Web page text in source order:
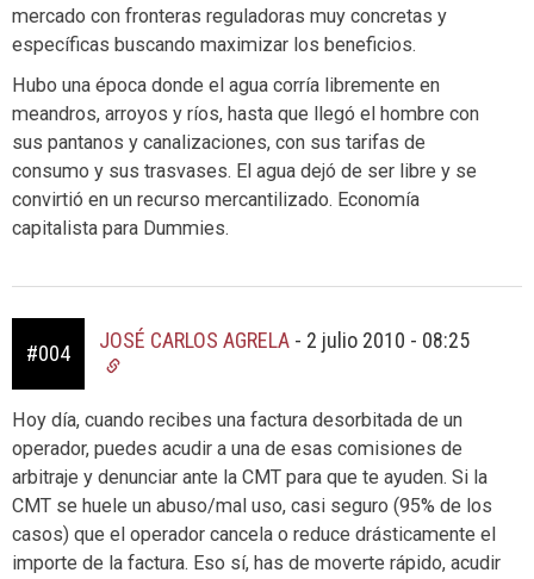
mercado con fronteras reguladoras muy concretas y
específicas buscando maximizar los beneficios.
Hubo una época donde el agua corría libremente en
meandros, arroyos y ríos, hasta que llegó el hombre con
sus pantanos y canalizaciones, con sus tarifas de
consumo y sus trasvases. El agua dejó de ser libre y se
convirtió en un recurso mercantilizado. Economía
capitalista para Dummies.
#004
JOSÉ CARLOS AGRELA - 2 julio 2010 - 08:25
Hoy día, cuando recibes una factura desorbitada de un
operador, puedes acudir a una de esas comisiones de
arbitraje y denunciar ante la CMT para que te ayuden. Si la
CMT se huele un abuso/mal uso, casi seguro (95% de los
casos) que el operador cancela o reduce drásticamente el
importe de la factura. Eso sí, has de moverte rápido, acudir